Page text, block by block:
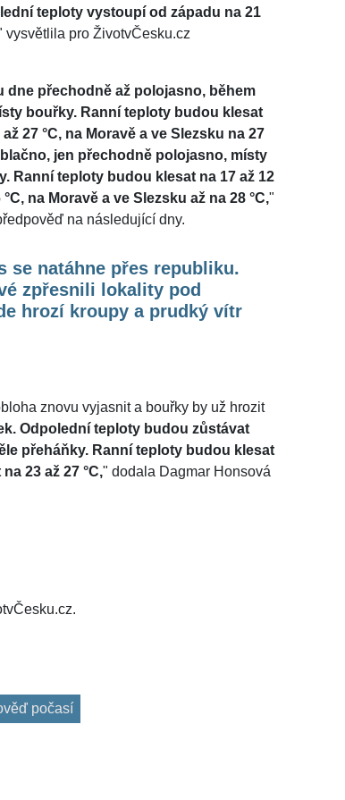
teploty vystoupí od západu na 21
vysvětlila pro ŽivotvČesku.cz
dne přechodně až polojasno, během
bouřky. Ranní teploty budou klesat
27 °C, na Moravě a ve Slezsku na 27
jen přechodně polojasno, místy
Ranní teploty budou klesat na 17 až 12
na Moravě a ve Slezsku až na 28 °C,"
na následující dny.
se natáhne přes republiku.
zpřesnili lokality pod
hrozí kroupy a prudký vítr
znovu vyjasnit a bouřky by už hrozit
Odpolední teploty budou zůstávat
přeháňky. Ranní teploty budou klesat
23 až 27 °C," dodala Dagmar Honsová
počasí